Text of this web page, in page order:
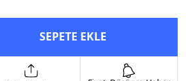
SEPETE EKLE